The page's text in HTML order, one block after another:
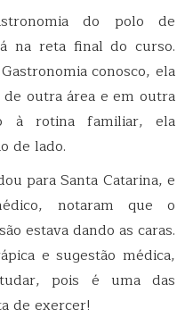
do polo de
na reta final do curso.
conosco, ela
outra área e em outra
à rotina familiar, ela
de lado.
para Santa Catarina, e
notaram que o
estava dando as caras.
e sugestão médica,
pois é uma das
de exercer!